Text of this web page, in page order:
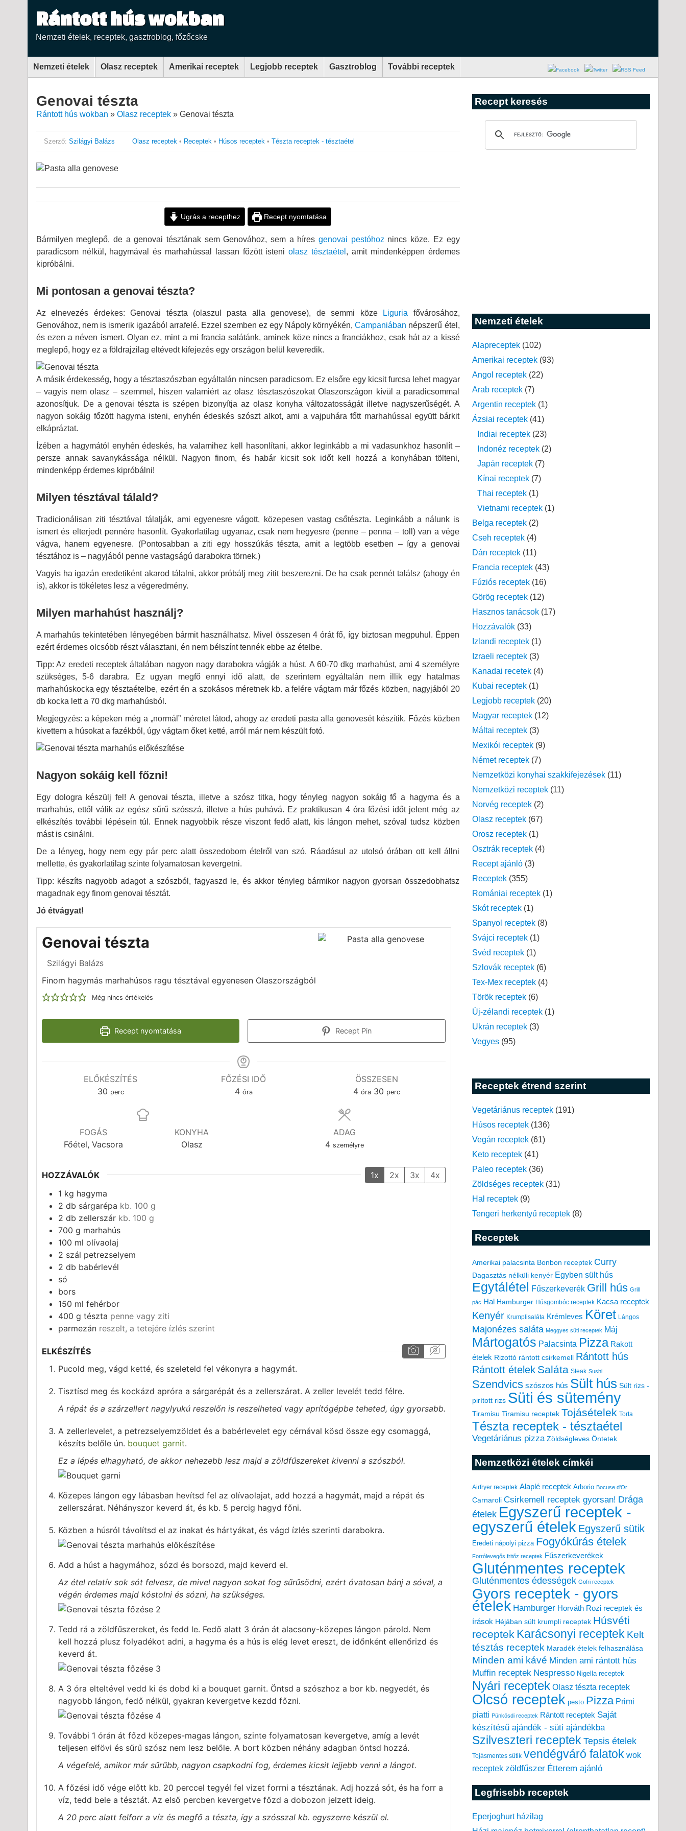
Rántott hús wokban
Nemzeti ételek, receptek, gasztroblog, főzőcske
Nemzeti ételek Olasz receptek Amerikai receptek Legjobb receptek Gasztroblog További receptek
Genovai tészta
Rántott hús wokban » Olasz receptek» Genovai tészta
Szerző: Szilágyi Balázs Olasz receptek• Receptek• Húsos receptek• Tészta receptek - tésztaétel
Ugrás a recepthez Recept nyomtatása
Bármilyen meglepő, de a genovai tésztának sem Genovához, sem a híresgenovai pestóhoz nincs köze. Ez egy
paradicsom nélkül, hagymával és marhahússal lassan főzött isteniolasz tésztaétel , amit mindenképpen érdemes
kipróbálni.
Mi pontosan a genovai tészta?
Az elnevezés érdekes: Genovai tészta (olaszul pasta alla genovese), de semmi köze Liguria fővárosához,
Genovához, nem is ismerik igazából arrafelé. Ezzel szemben ez egy Nápoly környékén,Campaniában népszerű étel,
és ezen a néven ismert. Olyan ez, mint a mi francia salátánk, aminek köze nincs a franciákhoz, csak hát az a kissé
meglepő, hogy ez a földrajzilag eltévedt kifejezés egy országon belül keveredik.
A másik érdekesség, hogy a tésztaszószban egyáltalán nincsen paradicsom. Ez elsőre egy kicsit furcsa lehet magyar
– vagyis nem olasz – szemmel, hiszen valamiért az olasz tésztaszószokat Olaszországon kívül a paradicsommal
azonosítjuk. De a genovai tészta is szépen bizonyítja az olasz konyha változatosságát illetve nagyszerűségét. A
nagyon sokáig főzött hagyma isteni, enyhén édeskés szószt alkot, ami a vajpuhára főtt marhahússal együtt bárkit
elkápráztat.
Ízében a hagymától enyhén édeskés, ha valamihez kell hasonlítani, akkor leginkább a mi vadasunkhoz hasonlít –
persze annak savanykássága nélkül. Nagyon finom, és habár kicsit sok időt kell hozzá a konyhában tölteni,
mindenképp érdemes kipróbálni!
Milyen tésztával tálald?
Tradicionálisan ziti tésztával tálalják, ami egyenesre vágott, közepesen vastag csőtészta. Leginkább a nálunk is
ismert és elterjedt pennére hasonlít. Gyakorlatilag ugyanaz, csak nem hegyesre (penne – penna – toll) van a vége
vágva, hanem egyenesre. (Pontosabban a ziti egy hosszúkás tészta, amit a legtöbb esetben – így a genovai
tésztához is – nagyjából penne vastagságú darabokra törnek.)
Vagyis ha igazán eredetiként akarod tálalni, akkor próbálj meg zitit beszerezni. De ha csak pennét találsz (ahogy én
is), akkor is tökéletes lesz a végeredmény.
Milyen marhahúst használj?
A marhahús tekintetében lényegében bármit használhatsz. Mivel összesen 4 órát fő, így biztosan megpuhul. Éppen
ezért érdemes olcsóbb részt választani, én nem bélszínt tennék ebbe az ételbe.
Tipp: Az eredeti receptek általában nagyon nagy darabokra vágják a húst. A 60-70 dkg marhahúst, ami 4 személyre
szükséges, 5-6 darabra. Ez ugyan megfő ennyi idő alatt, de szerintem egyáltalán nem illik egy hatalmas
marhahúskocka egy tésztaételbe, ezért én a szokásos méretnek kb. a felére vágtam már főzés közben, nagyjából 20
db kocka lett a 70 dkg marhahúsból.
Megjegyzés: a képeken még a „normál” méretet látod, ahogy az eredeti pasta alla genovesét készítik. Főzés közben
kivettem a húsokat a fazékból, úgy vágtam őket ketté, arról már nem készült fotó.
Nagyon sokáig kell főzni!
Egy dologra készülj fel! A genovai tészta, illetve a szósz titka, hogy tényleg nagyon sokáig fő a hagyma és a
marhahús, ettől válik az egész sűrű szósszá, illetve a hús puhává. Ez praktikusan 4 óra főzési időt jelent még az
elkészítés további lépésein túl. Ennek nagyobbik része viszont fedő alatt, kis lángon mehet, szóval tudsz közben
mást is csinálni.
De a lényeg, hogy nem egy pár perc alatt összedobom ételről van szó. Ráadásul az utolsó órában ott kell állni
mellette, és gyakorlatilag szinte folyamatosan kevergetni.
Tipp: készíts nagyobb adagot a szószból, fagyaszd le, és akkor tényleg bármikor nagyon gyorsan összedobhatsz
magadnak egy finom genovai tésztát.
Jó étvágyat!
Genovai tészta
Szilágyi Balázs
Finom hagymás marhahúsos ragu tésztával egyenesen Olaszországból
Még nincs értékelés
Recept nyomtatása Recept Pin
ELŐKÉSZÍTÉS
30perc
perc
FŐZÉSI IDŐ
4óra
óra
ÖSSZESEN
4óra
óra 30perc
perc
FOGÁS
Főétel, Vacsora
KONYHA
Olasz
ADAG
4 személyre
HOZZÁVALÓK 1x 2x 3x
4x
1 kg hagyma
2 db sárgarépa kb. 100 g
2 db zellerszár kb. 100 g
700 g marhahús
100 ml olívaolaj
2 szál petrezselyem
2 db babérlevél
só
bors
150 ml fehérbor
400 g tészta penne vagy ziti
parmezán reszelt, a tetejére ízlés szerint
ELKÉSZÍTÉS
Pucold meg, vágd ketté, és szeleteld fel vékonyra a hagymát.
Tisztísd meg és kockázd apróra a sárgarépát és a zellerszárat. A zeller levelét tedd félre.
A répát és a szárzellert nagylyukú reszelőn is reszelheted vagy aprítógépbe teheted, úgy gyorsabb.
A zellerlevelet, a petrezselyemzöldet és a babérlevelet egy cérnával kösd össze egy csomaggá,
készíts belőle ún. bouquet garnit.
Ez a lépés elhagyható, de akkor nehezebb lesz majd a zöldfűszereket kivenni a szószból.
Közepes lángon egy lábasban hevítsd fel az olívaolajat, add hozzá a hagymát, majd a répát és
zellerszárat. Néhányszor keverd át, és kb. 5 percig hagyd főni.
Közben a húsról távolítsd el az inakat és hártyákat, és vágd ízlés szerinti darabokra.
Add a húst a hagymához, sózd és borsozd, majd keverd el.
Az étel relatív sok sót felvesz, de mivel nagyon sokat fog sűrűsödni, ezért óvatosan bánj a sóval, a
végén érdemes majd kóstolni és sózni, ha szükséges.
Tedd rá a zöldfűszereket, és fedd le. Fedő alatt 3 órán át alacsony-közepes lángon párold. Nem
kell hozzá plusz folyadékot adni, a hagyma és a hús is elég levet ereszt, de időnként ellenőrizd és
keverd át.
A 3 óra elteltével vedd ki és dobd ki a bouquet garnit. Öntsd a szószhoz a bor kb. negyedét, és
nagyobb lángon, fedő nélkül, gyakran kevergetve kezdd főzni.
További 1 órán át főzd közepes-magas lángon, szinte folyamatosan kevergetve, amíg a levét
teljesen elfövi és sűrű szósz nem lesz belőle. A bort közben néhány adagban öntsd hozzá.
A végefelé, amikor már sűrűbb, nagyon csapkodni fog, érdemes kicsit lejjebb venni a lángot.
A főzési idő vége előtt kb. 20 perccel tegyél fel vizet forrni a tésztának. Adj hozzá sót, és ha forr a
víz, tedd bele a tésztát. Az első percben kevergetve főzd a dobozon jelzett ideig.
A 20 perc alatt felforr a víz és megfő a tészta, így a szósszal kb. egyszerre készül el.
Recept keresés
Nemzeti ételek
Alapreceptek(102)
Amerikai receptek(93)
Angol receptek(22)
Arab receptek(7)
Argentin receptek(1)
Ázsiai receptek(41)
Indiai receptek(23)
Indonéz receptek(2)
Japán receptek(7)
Kínai receptek(7)
Thai receptek(1)
Vietnami receptek(1)
Belga receptek(2)
Cseh receptek(4)
Dán receptek(11)
Francia receptek(43)
Fúziós receptek(16)
Görög receptek(12)
Hasznos tanácsok(17)
Hozzávalók(33)
Izlandi receptek(1)
Izraeli receptek(3)
Kanadai recetek(4)
Kubai receptek(1)
Legjobb receptek(20)
Magyar receptek(12)
Máltai receptek(3)
Mexikói receptek(9)
Német receptek(7)
Nemzetközi konyhai szakkifejezések(11)
Nemzetközi receptek(11)
Norvég receptek(2)
Olasz receptek(67)
Orosz receptek(1)
Osztrák receptek(4)
Recept ajánló(3)
Receptek(355)
Romániai receptek(1)
Skót receptek(1)
Spanyol receptek(8)
Svájci receptek(1)
Svéd receptek(1)
Szlovák receptek(6)
Tex-Mex receptek(4)
Török receptek(6)
Új-zélandi receptek(1)
Ukrán receptek(3)
Vegyes(95)
Receptek étrend szerint
Vegetáriánus receptek(191)
Húsos receptek(136)
Vegán receptek(61)
Keto receptek(41)
Paleo receptek(36)
Zöldséges receptek(31)
Hal receptek(9)
Tengeri herkentyű receptek(8)
Receptek
Amerikai palacsinta Bonbon receptek Curry
Dagasztás nélküli kenyér Egyben sült hús
Egytálétel Fűszerkeverék Grill hús Grill
pác Hal Hamburger Húsgombóc receptek Kacsa receptek
Kenyér Krumplisaláta Krémleves Köret Lángos
Majonézes saláta Meggyes süti receptek Máj
Mártogatós Palacsinta Pizza Rakott
ételek Rizottó rántott csirkemell Rántott hús
Rántott ételek Saláta Steak Sushi
Szendvics szószos hús Sült hús Sült rizs -
pirított rizs Süti és sütemény
Tiramisu Tiramisu receptek Tojásételek Torta
Tészta receptek - tésztaétel
Vegetáriánus pizza Zöldségleves Öntetek
Nemzetközi ételek címkéi
Airfryer receptek Alaplé receptek Arborio Bocuse d'Or
Carnaroli Csirkemell receptek gyorsan! Drága
ételek Egyszerű receptek -
egyszerű ételek Egyszerű sütik
Eredeti nápolyi pizza Fogyókúrás ételek
Forrólevegős fritőz receptek Fűszerkeverékek
Gluténmentes receptek
Gluténmentes édességek Gofri receptek
Gyors receptek - gyors
ételek Hamburger Horváth Rozi receptek és
írások Héjában sült krumpli receptek Húsvéti
receptek Karácsonyi receptek Kelt
tésztás receptek Maradék ételek felhasználása
Minden ami kávé Minden ami rántott hús
Muffin receptek Nespresso Nigella receptek
Nyári receptek Olasz tészta receptek
Olcsó receptek pesto Pizza Primi
piatti Pünkösdi receptek Rántott receptek Saját
készítésű ajándék - süti ajándékba
Szilveszteri receptek Tepsis ételek
Tojásmentes sütik vendégváró falatok wok
receptek zöldfűszer Étterem ajánló
Legfrisebb receptek
Eperjoghurt házilag